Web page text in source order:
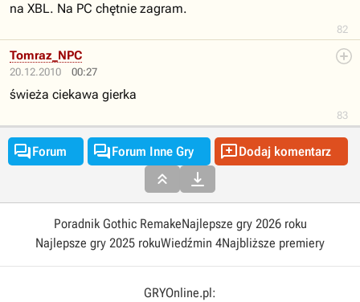
82
na XBL. Na PC chętnie zagram.
20.12.2010 00:27
83
Tomraz_NPC
świeża ciekawa gierka
Forum Forum Inne Gry Dodaj komentarz
 
Poradnik Gothic RemakeNajlepsze gry 2026 roku
Najlepsze gry 2025 rokuWiedźmin 4Najbliższe premiery
GRYOnline.pl: